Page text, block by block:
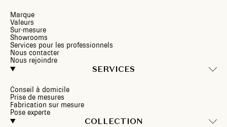
Marque
Valeurs
Sur-mesure
Showrooms
Services pour les professionnels
Nous contacter
Nous rejoindre
SERVICES
Conseil à domicile
Prise de mesures
Fabrication sur mesure
Pose experte
COLLECTION